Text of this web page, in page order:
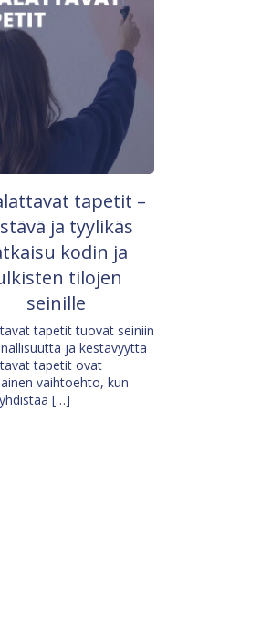
tapetit –
ja tyylikäs
kodin ja
tilojen
seinille
tapetit tuovat seiniin
ja kestävyyttä
tapetit ovat
vaihtoehto, kun
[…]